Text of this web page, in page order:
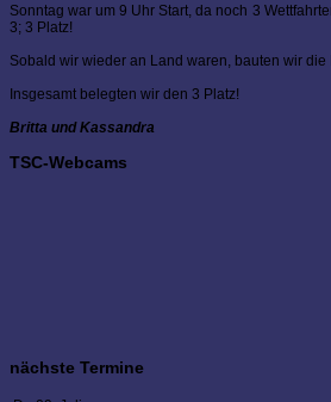
Sonntag war um 9 Uhr Start, da noch 3
3; 3 Platz!
Sobald wir wieder an Land waren, bauten wir
Insgesamt belegten wir den 3 Platz!
Britta und Kassandra
TSC-Webcams
nächste Termine